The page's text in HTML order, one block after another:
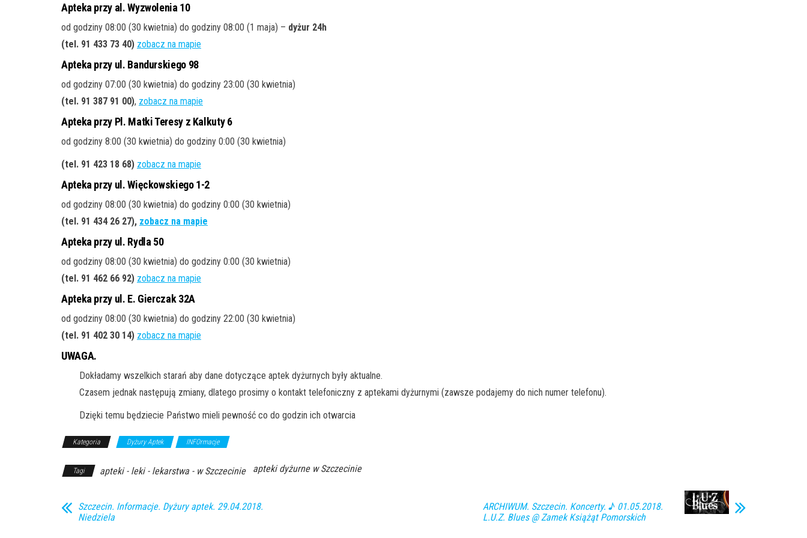
Apteka przy al. Wyzwolenia 10
od godziny 08:00 (30 kwietnia) do godziny 08:00 (1 maja) – dyżur 24h
(tel. 91 433 73 40) zobacz na mapie
Apteka przy ul. Bandurskiego 98
od godziny 07:00 (30 kwietnia) do godziny 23:00 (30 kwietnia)
(tel. 91 387 91 00), zobacz na mapie
Apteka przy Pl. Matki Teresy z Kalkuty 6
od godziny 8:00 (30 kwietnia) do godziny 0:00 (30 kwietnia)
(tel. 91 423 18 68) zobacz na mapie
Apteka przy ul. Więckowskiego 1-2
od godziny 08:00 (30 kwietnia) do godziny 0:00 (30 kwietnia)
(tel. 91 434 26 27), zobacz na mapie
Apteka przy ul. Rydla 50
od godziny 08:00 (30 kwietnia) do godziny 0:00 (30 kwietnia)
(tel. 91 462 66 92) zobacz na mapie
Apteka przy ul. E. Gierczak 32A
od godziny 08:00 (30 kwietnia) do godziny 22:00 (30 kwietnia)
(tel. 91 402 30 14) zobacz na mapie
UWAGA.
Dokładamy wszelkich starań aby dane dotyczące aptek dyżurnych były aktualne.
Czasem jednak następują zmiany, dlatego prosimy o kontakt telefoniczny z aptekami dyżurnymi (zawsze podajemy do nich numer telefonu).
Dzięki temu będziecie Państwo mieli pewność co do godzin ich otwarcia
Kategoria Dyżury Aptek INFOrmacje
Tagi apteki - leki - lekarstwa - w Szczecinie apteki dyżurne w Szczecinie
Szczecin. Informacje. Dyżury aptek. 29.04.2018.
Niedziela
ARCHIWUM. Szczecin. Koncerty. ♪ 01.05.2018.
L.U.Z. Blues @ Zamek Książąt Pomorskich